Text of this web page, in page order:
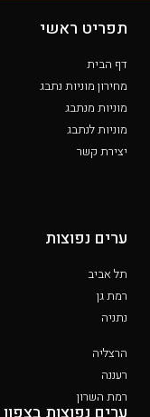
תפריט ראשי
דף הבית
מחירון מוניות נתבג
מוניות מנתבג
מוניות לנתבג
יצירת קשר
ערים נפוצות
תל אביב
רמת גן
נתניה
הרצליה
רעננה
רמת השרון